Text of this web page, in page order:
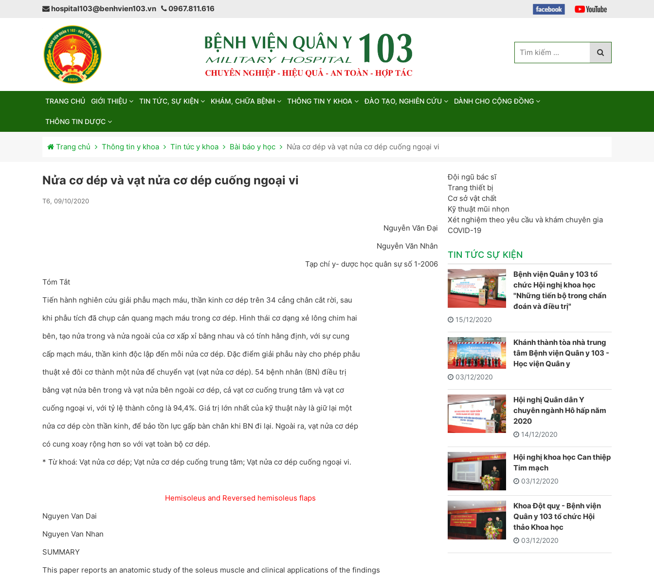
hospital103@benhvien103.vn 0967.811.616
TRANG CHỦ GIỚI THIỆU TIN TỨC, SỰ KIỆN KHÁM, CHỮA BỆNH THÔNG TIN Y KHOA ĐÀO TẠO, NGHIÊN CỨU DÀNH CHO CỘNG ĐỒNG
THÔNG TIN DƯỢC
Trang chủ Thông tin y khoa Tin tức y khoa Bài báo y học Nửa cơ dép và vạt nửa cơ dép cuống ngoại vi
Nửa cơ dép và vạt nửa cơ dép cuống ngoại vi
T6, 09/10/2020
Nguyễn Văn Đại
Nguyễn Văn Nhân
Tạp chí y- dược học quân sự số 1-2006
Tóm Tắt
Tiến hành nghiên cứu giải phẫu mạch máu, thần kinh cơ dép trên 34 cẳng chân cắt rời, sau
khi phẫu tích đã chụp cản quang mạch máu trong cơ dép. Hình thái cơ dạng xẻ lông chim hai
bên, tạo nửa trong và nửa ngoài của cơ xấp xỉ bằng nhau và có tính hằng định, với sự cung
cấp mạch máu, thần kinh độc lập đến mỗi nửa cơ dép. Đặc điểm giải phẫu này cho phép phẫu
thuật xẻ đôi cơ thành một nửa để chuyển vạt (vạt nửa cơ dép). 54 bệnh nhân (BN) điều trị
bằng vạt nửa bên trong và vạt nửa bên ngoài cơ dép, cả vạt cơ cuống trung tâm và vạt cơ
cuống ngoại vi, với tỷ lệ thành công là 94,4%. Giá trị lớn nhất của kỹ thuật này là giữ lại một
nửa cơ dép còn thần kinh, để bảo tồn lực gấp bàn chân khi BN đi lại. Ngoài ra, vạt nửa cơ dép
có cung xoay rộng hơn so với vạt toàn bộ cơ dép.
* Từ khoá: Vạt nửa cơ dép; Vạt nửa cơ dép cuống trung tâm; Vạt nửa cơ dép cuống ngoại vi.
Hemisoleus and Reversed hemisoleus flaps
Nguyen Van Dai
Nguyen Van Nhan
SUMMARY
This paper reports an anatomic study of the soleus muscle and clinical applications of the findings
Đội ngũ bác sĩ
Trang thiết bị
Cơ sở vật chất
Kỹ thuật mũi nhọn
Xét nghiệm theo yêu cầu và khám chuyên gia
COVID-19
TIN TỨC SỰ KIỆN
Bệnh viện Quân y 103 tổ
chức Hội nghị khoa học
"Những tiến bộ trong chẩn
đoán và điều trị"
15/12/2020
Khánh thành tòa nhà trung
tâm Bệnh viện Quân y 103 -
Học viện Quân y
03/12/2020
Hội nghị Quân dân Y
chuyên ngành Hô hấp năm
2020
14/12/2020
Hội nghị khoa học Can thiệp
Tim mạch
03/12/2020
Khoa Đột quỵ - Bệnh viện
Quân y 103 tổ chức Hội
thảo Khoa học
03/12/2020